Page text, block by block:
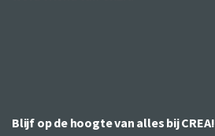
Blijf op de hoogte van alles bij CREA!